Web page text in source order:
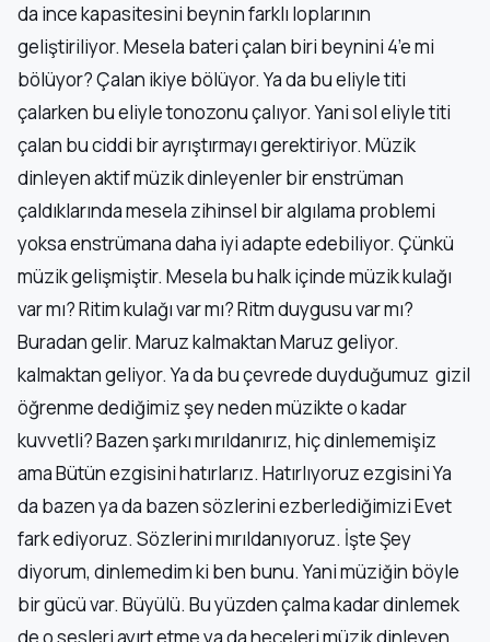
da ince kapasitesini beynin farklı loplarının
geliştiriliyor. Mesela bateri çalan biri beynini 4’e mi
bölüyor? Çalan ikiye bölüyor. Ya da bu eliyle titi
çalarken bu eliyle tonozonu çalıyor. Yani sol eliyle titi
çalan bu ciddi bir ayrıştırmayı gerektiriyor. Müzik
dinleyen aktif müzik dinleyenler bir enstrüman
çaldıklarında mesela zihinsel bir algılama problemi
yoksa enstrümana daha iyi adapte edebiliyor. Çünkü
müzik gelişmiştir. Mesela bu halk içinde müzik kulağı
var mı? Ritim kulağı var mı? Ritm duygusu var mı?
Buradan gelir. Maruz kalmaktan Maruz geliyor.
kalmaktan geliyor. Ya da bu çevrede duyduğumuz gizil
öğrenme dediğimiz şey neden müzikte o kadar
kuvvetli? Bazen şarkı mırıldanırız, hiç dinlememişiz
ama Bütün ezgisini hatırlarız. Hatırlıyoruz ezgisini Ya
da bazen ya da bazen sözlerini ezberlediğimizi Evet
fark ediyoruz. Sözlerini mırıldanıyoruz. İşte Şey
diyorum, dinlemedim ki ben bunu. Yani müziğin böyle
bir gücü var. Büyülü. Bu yüzden çalma kadar dinlemek